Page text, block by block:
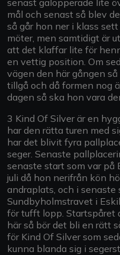
senast galopperade lite
mål och senast så blev
så går hon ner i klass
möter, men samtidigt är
att det klaffar lite för
en vettig position. Om
vägen den här gången
tillgå och då formen nog
dagen så ska hon vara
3 Kind Of Silver är en
har den rätta turen med
har det blivit fyra
seger. Senaste
senaste start som var på
juli då hon nerifrån kön
andraplats, och i
Sundbyholmstravet i
för tufft lopp. Startspåret
här så bör det bli en rätt
för Kind Of Silver som
kunna blanda sig i